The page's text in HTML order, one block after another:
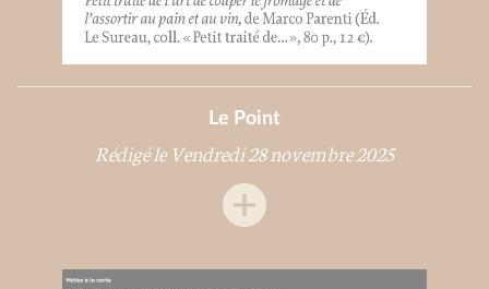
Le Point
Rédigé le Vendredi 28 novembre 2025